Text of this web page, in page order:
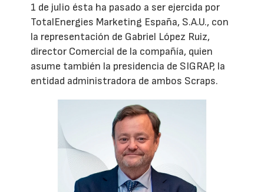
1 de julio ésta ha pasado a ser ejercida por
TotalEnergies Marketing España, S.A.U., con
la representación de Gabriel López Ruiz,
director Comercial de la compañía, quien
asume también la presidencia de SIGRAP, la
entidad administradora de ambos Scraps.